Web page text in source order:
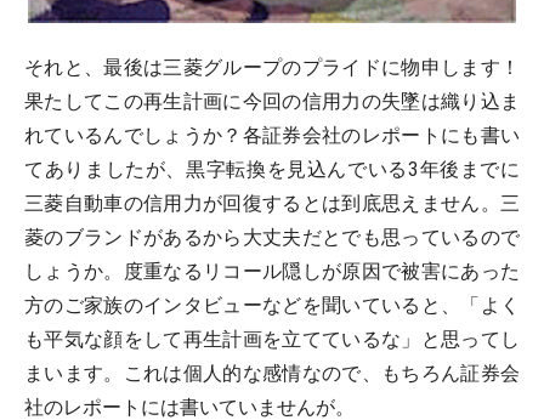
それと、最後は三菱グループのプライドに物申します！
果たしてこの再生計画に今回の信用力の失墜は織り込ま
れているんでしょうか？各証券会社のレポートにも書い
てありましたが、黒字転換を見込んでいる3年後までに
三菱自動車の信用力が回復するとは到底思えません。三
菱のブランドがあるから大丈夫だとでも思っているので
しょうか。度重なるリコール隠しが原因で被害にあった
方のご家族のインタビューなどを聞いていると、「よく
も平気な顔をして再生計画を立てているな」と思ってし
まいます。これは個人的な感情なので、もちろん証券会
社のレポートには書いていませんが。